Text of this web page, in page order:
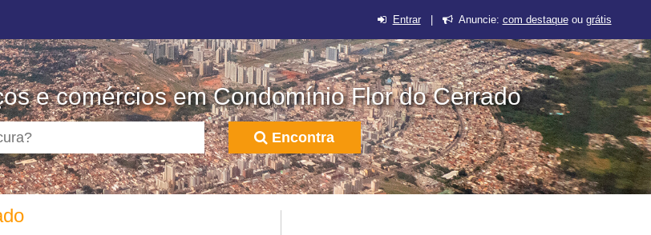
Entrar| Anuncie: com destaqueou grátis
e comércios em Condomínio Flor do Cerrado
Encontra